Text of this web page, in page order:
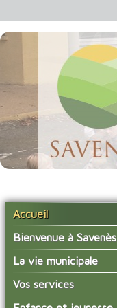
Accueil
Bienvenue à Savenès
Situer Savenès
Savenès en chiffre
L'histoire du village
La vie municipale
Vos élus
Les compte-rendus du
Vos services
La mairie